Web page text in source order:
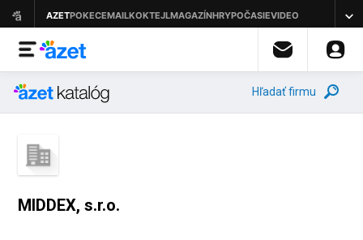
Hľadať firmu
MIDDEX, s.r.o.